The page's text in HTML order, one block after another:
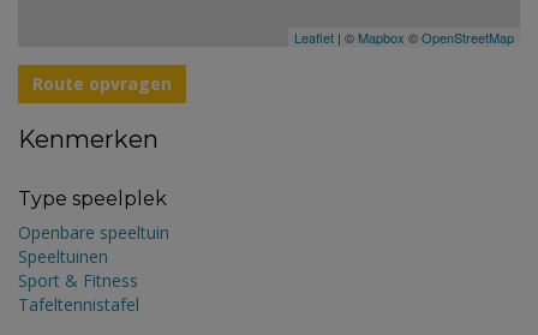
Leaflet | © Mapbox ©OpenStreetMap
Route opvragen
Kenmerken
Type speelplek
Openbare speeltuin
Speeltuinen
Sport & Fitness
Tafeltennistafel